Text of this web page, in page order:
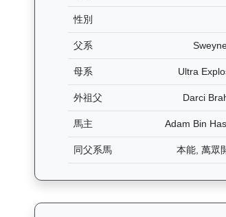
性別
父系
母系 Ultra
外祖父 Darci
馬主 Adam Bin
同父系馬 本能, 萬眾